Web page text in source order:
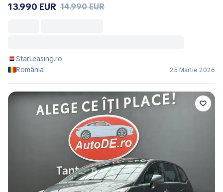
13.990 EUR 14.990 EUR
StarLeasing.ro
România
25 Martie 2026